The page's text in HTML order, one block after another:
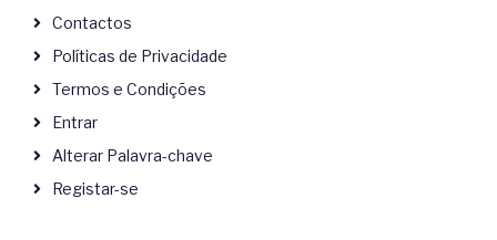
Contactos
Políticas de Privacidade
Termos e Condições
Entrar
Alterar Palavra-chave
Registar-se